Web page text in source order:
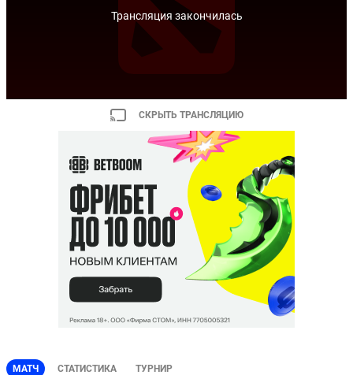
Трансляция закончилась
СКРЫТЬ ТРАНСЛЯЦИЮ
МАТЧ СТАТИСТИКА ТУРНИР